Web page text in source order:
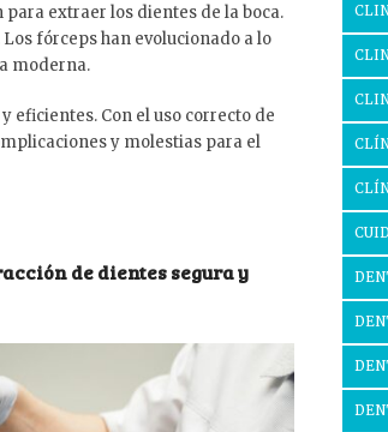
extraer los dientes de la boca.
fórceps han evolucionado a lo
moderna.
eficientes. Con el uso correcto de
y molestias para el
de dientes segura y